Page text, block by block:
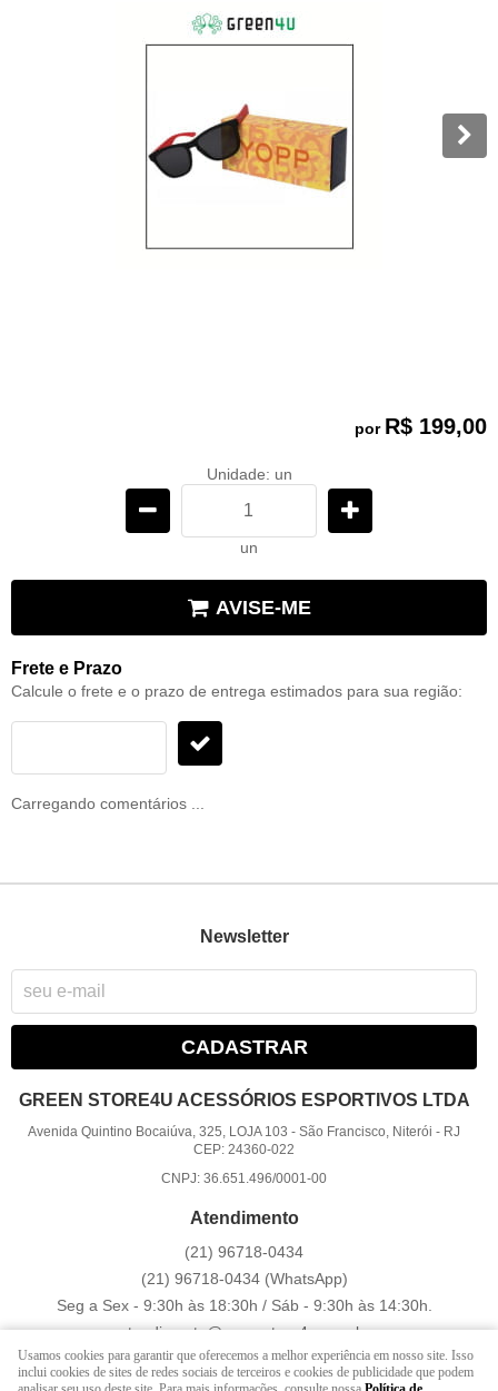
por R$ 199,00
Unidade: un
un
AVISE-ME
Frete e Prazo
Calcule o frete e o prazo de entrega estimados para sua região:
Carregando comentários ...
Newsletter
CADASTRAR
GREEN STORE4U ACESSÓRIOS ESPORTIVOS LTDA
Avenida Quintino Bocaiúva, 325, LOJA 103 -São Francisco, Niterói - RJ
CEP: 24360-022
CNPJ: 36.651.496/0001-00
Atendimento
(21) 96718-0434
(21) 96718-0434 (WhatsApp)
Seg a Sex - 9:30h às 18:30h / Sáb - 9:30h às 14:30h.
atendimento@greenstore4u.com.br
Usamos cookies para garantir que oferecemos a melhor experiência em nosso site. Isso
inclui cookies de sites de redes sociais de terceiros e cookies de publicidade que podem